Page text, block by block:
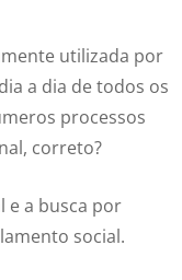
utilizada por
a dia de todos os
processos
correto?
e a busca por
social.